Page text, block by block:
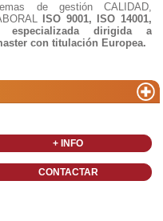
de gestión CALIDAD,
ISO 9001, ISO 14001,
especializada dirigida a
con titulación Europea.
+ INFO
CONTACTAR